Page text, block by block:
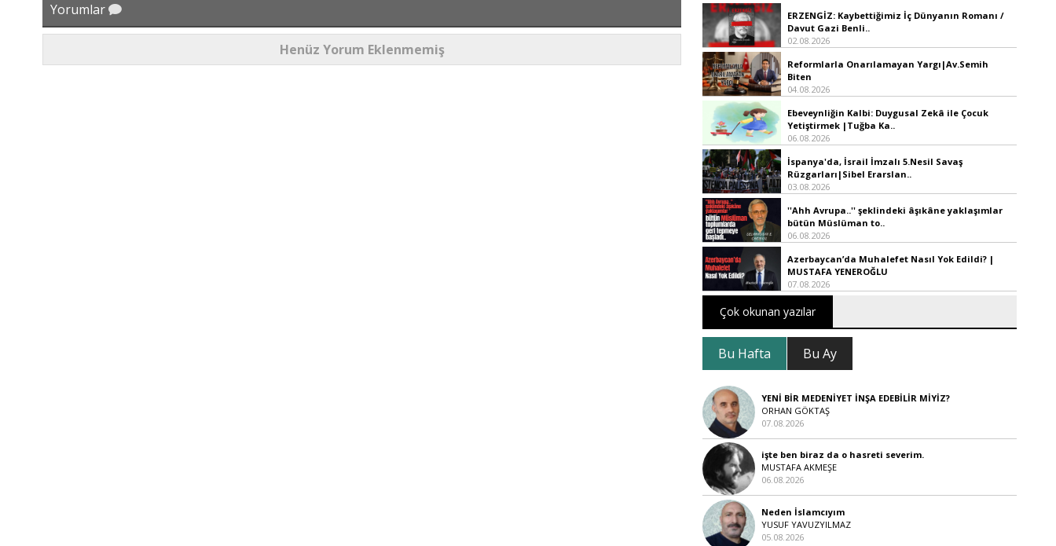
Yorumlar
Henüz Yorum Eklenmemiş
ERZENGİZ: Kaybettiğimiz İç Dünyanın Romanı /
Davut Gazi Benli..
02.08.2026
Reformlarla Onarılamayan Yargı|Av.Semih
Biten
04.08.2026
Ebeveynliğin Kalbi: Duygusal Zekâ ile Çocuk
Yetiştirmek |Tuğba Ka..
06.08.2026
İspanya'da, İsrail İmzalı 5.Nesil Savaş
Rüzgarları|Sibel Erarslan..
03.08.2026
''Ahh Avrupa..'' şeklindeki âşıkâne yaklaşımlar
bütün Müslüman to..
06.08.2026
Azerbaycan’da Muhalefet Nasıl Yok Edildi? |
MUSTAFA YENEROĞLU
07.08.2026
Çok okunan yazılar
Bu Hafta Bu Ay
YENİ BİR MEDENİYET İNŞA EDEBİLİR MİYİZ?
ORHAN GÖKTAŞ
07.08.2026
işte ben biraz da o hasreti severim.
MUSTAFA AKMEŞE
06.08.2026
Neden İslamcıyım
YUSUF YAVUZYILMAZ
05.08.2026